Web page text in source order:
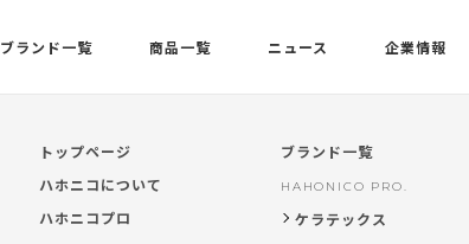
ブランド一覧 商品一覧 ニュース 企業情報
トップページ
ハホニコについて
ハホニコプロ
ブランド一覧
HAHONICO PRO.
ケラテックス